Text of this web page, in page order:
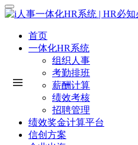
首页
一体化HR系统
组织人事
考勤排班
薪酬计算
绩效考核
招聘管理
绩效奖金计算平台
信创方案